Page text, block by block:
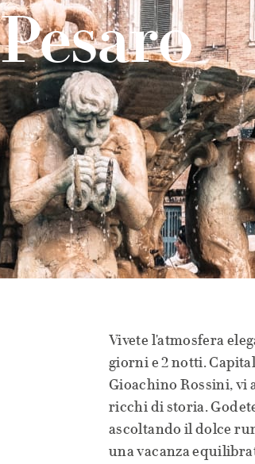
Pesaro
Vivete l'atmosfera
giorni e 2 notti.
Gioachino Rossini, vi
ricchi di storia.
ascoltando il dolce
una vacanza